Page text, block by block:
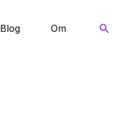
Blog Om Søg